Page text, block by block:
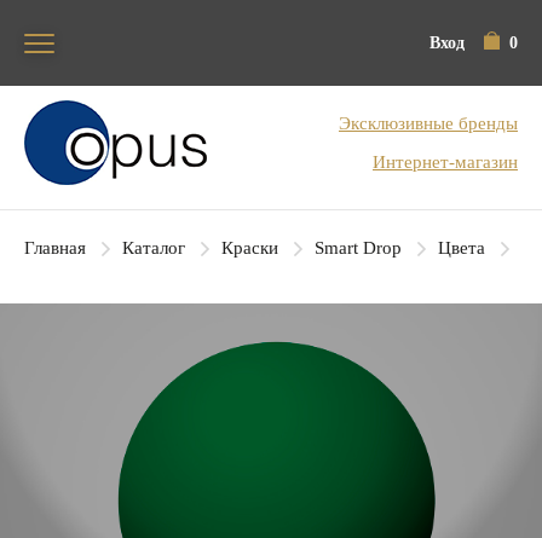
Вход 0
Блок поиска
Эксклюзивные бренды
Интернет-магазин
Главная Каталог Краски Smart Drop Цвета